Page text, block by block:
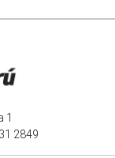
1
2849